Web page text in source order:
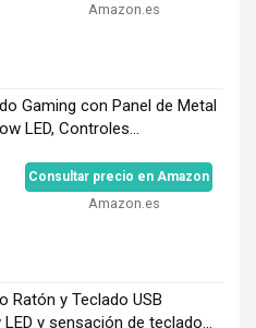
Amazon.es
Gaming con Panel de Metal
LED, Controles...
Consultar precio en Amazon
Amazon.es
Ratón y Teclado USB
y sensación de teclado...